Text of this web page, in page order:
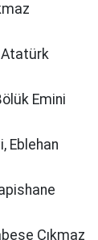
Atatürk
Emini
Eblehan
Çıkmaz